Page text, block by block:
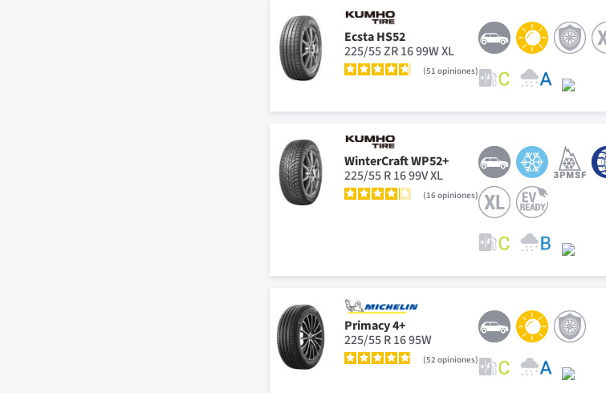
Ecsta HS52
225/55 ZR 16 99W XL
51opiniones
WinterCraft WP52+
225/55 R 16 99V XL
16opiniones
Primacy 4+
225/55 R 16 95W
52opiniones